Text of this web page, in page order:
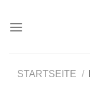
STARTSEITE /